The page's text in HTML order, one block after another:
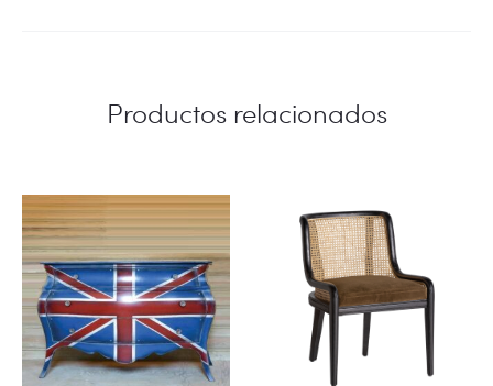
Productos relacionados